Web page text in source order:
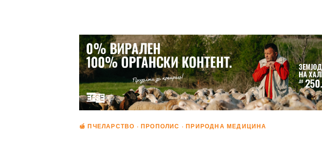
🍯 ПЧЕЛАРСТВО · ПРОПОЛИС · ПРИРОДНА МЕДИЦИНА